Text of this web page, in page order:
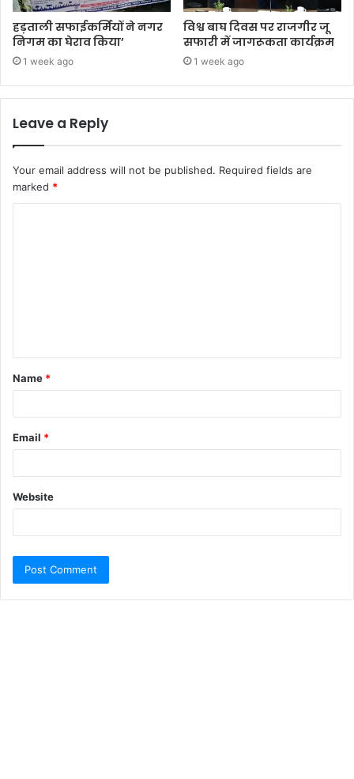
हड़ताली सफाईकर्मियों ने नगर
निगम का घेराव किया’
1 week ago
विश्व बाघ दिवस पर राजगीर जू
सफारी में जागरूकता कार्यक्रम
1 week ago
Leave a Reply
Your email address will not be published. Required fields are
marked *
Name *
Email *
Website